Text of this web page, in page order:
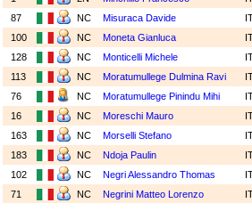
87
NC Misuraca Davide
100
NC Moneta Gianluca
128
NC Monticelli Michele
113
NC Moratumullege Dulmina Ravi
76
NC Moratumullege Pinindu Mihi
16
NC Moreschi Mauro
163
NC Morselli Stefano
183
NC Ndoja Paulin
102
NC Negri Alessandro Thomas
71
NC Negrini Matteo Lorenzo